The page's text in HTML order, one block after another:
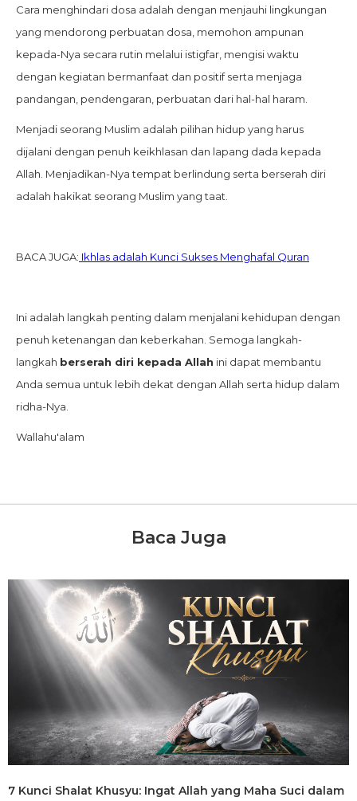
Cara menghindari dosa adalah dengan menjauhi lingkungan
yang mendorong perbuatan dosa, memohon ampunan
kepada-Nya secara rutin melalui istigfar, mengisi waktu
dengan kegiatan bermanfaat dan positif serta menjaga
pandangan, pendengaran, perbuatan dari hal-hal haram.
Menjadi seorang Muslim adalah pilihan hidup yang harus
dijalani dengan penuh keikhlasan dan lapang dada kepada
Allah. Menjadikan-Nya tempat berlindung serta berserah diri
adalah hakikat seorang Muslim yang taat.
BACA JUGA: Ikhlas adalah Kunci Sukses Menghafal Quran
Ini adalah langkah penting dalam menjalani kehidupan dengan
penuh ketenangan dan keberkahan. Semoga langkah-
langkah berserah diri kepada Allah ini dapat membantu
Anda semua untuk lebih dekat dengan Allah serta hidup dalam
ridha-Nya.
Wallahu'alam
Baca Juga
7 Kunci Shalat Khusyu: Ingat Allah yang Maha Suci dalam